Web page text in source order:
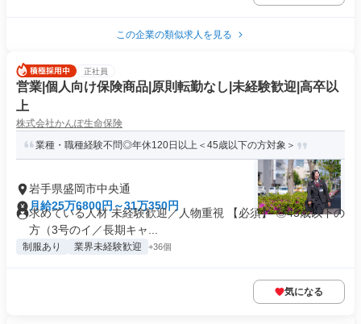
この企業の類似求人を見る
正社員
営業|個人向け保険商品|原則転勤なし|未経験歓迎|高卒以
上
株式会社かんぽ生命保険
業種・職種経験不問◎年休120日以上＜45歳以下の方対象＞
岩手県盛岡市中央通
月給25万6800円～31万350円
求めている人材 未経験歓迎／人物重視 【必須】 ◎45歳以下の
方（3号のイ／長期キャ...
制服あり 業界未経験歓迎 +36個
気になる